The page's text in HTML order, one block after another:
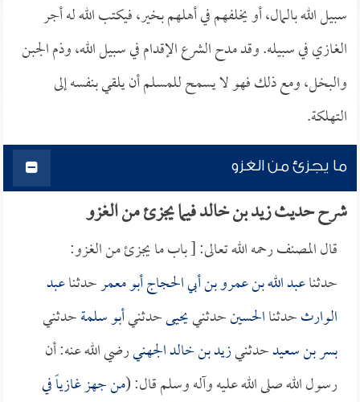
سبيل الله بالمال، أو يخلفهم في أهلهم بخير، فيكتب الله له أجر
الغازي في سبيله. وقد مدح الشرع الإقدام في سبيل الله، وذم الجبن
والبخل، ومع ذلك فهو لا يسمح للمسلم أن يلقي بنفسه إلى
التهلكة.
ما يجزئ من الغزو
شرح حديث زيد بن خالد فيما يجزئ من الغزو
قال المصنف رحمه الله تعالى: [ باب ما يجزئ من الغزو:
حدثناعبد الله بن عمرو بن أبي الحجاج أبو معمرحدثناعبد
الوارثحدثناالحسينحدثنييحيىحدثنيأبو سلمةحدثني
بسر بن سعيدحدثنيزيد بن خالد الجهنيرضي الله عنه: أن
رسول الله صلى الله عليه وآله وسلم قال: (من جهز غازياً في